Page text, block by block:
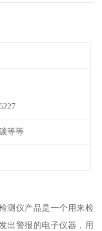
等等
测仪产品是一个用来检
出警报的电子仪器，用